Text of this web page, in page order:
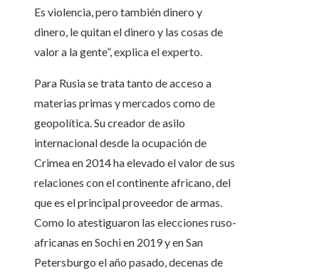
Es violencia, pero también dinero y
dinero, le quitan el dinero y las cosas de
valor a la gente”, explica el experto.
Para Rusia se trata tanto de acceso a
materias primas y mercados como de
geopolítica. Su creador de asilo
internacional desde la ocupación de
Crimea en 2014 ha elevado el valor de sus
relaciones con el continente africano, del
que es el principal proveedor de armas.
Como lo atestiguaron las elecciones ruso-
africanas en Sochi en 2019 y en San
Petersburgo el año pasado, decenas de